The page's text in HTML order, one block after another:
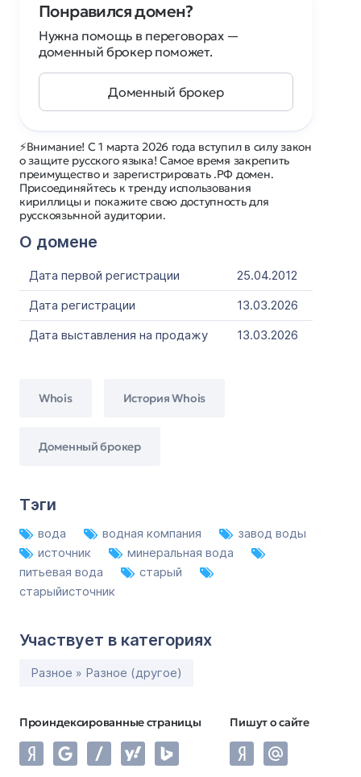
⚡Внимание! С 1 марта 2026 года вступил в силу закон
о защите русского языка! Самое время закрепить
преимущество и зарегистрировать .РФ домен.
Присоединяйтесь к тренду использования
кириллицы и покажите свою доступность для
русскоязычной аудитории.
О домене
Дата первой регистрации
25.04.2012
Дата регистрации
13.03.2026
Дата выставления на продажу
13.03.2026
Whois История Whois
Доменный брокер
Тэги
вода водная компания
завод воды
источник
минеральная вода
питьевая вода
старый
старыйисточник
Участвует в категориях
Разное » Разное (другое)
Проиндексированные страницы Пишут о сайте
Понравился домен?
Нужна помощь в переговорах —
доменный брокер поможет.
Доменный брокер